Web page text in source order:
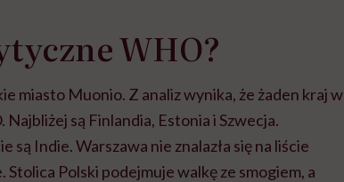
ekspercki
WHO?
miasto Muonio. Z analiz wynika, że żaden kraj w
są Finlandia, Estonia i Szwecja.
Indie. Warszawa nie znalazła się na liście
Polski podejmuje walkę ze smogiem, a